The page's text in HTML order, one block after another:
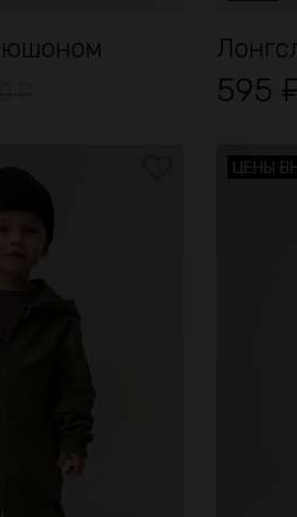
595